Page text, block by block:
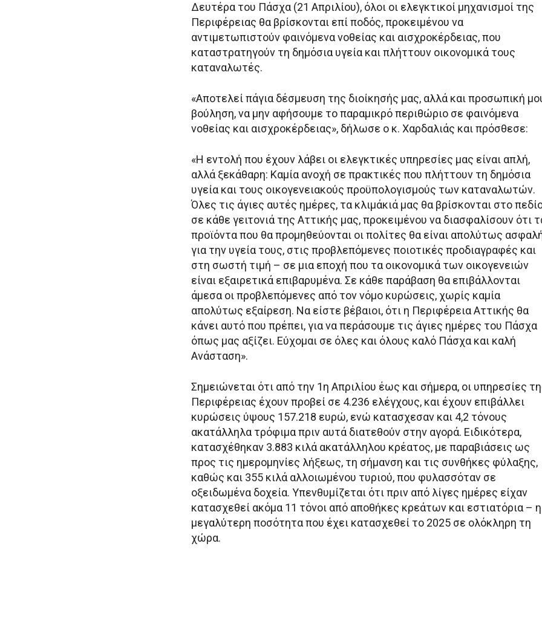
Δευτέρα του Πάσχα (21 Απριλίου), όλοι οι ελεγκτικοί μηχανισμοί της
Περιφέρειας θα βρίσκονται επί ποδός, προκειμένου να
αντιμετωπιστούν φαινόμενα νοθείας και αισχροκέρδειας, που
καταστρατηγούν τη δημόσια υγεία και πλήττουν οικονομικά τους
καταναλωτές.
«Αποτελεί πάγια δέσμευση της διοίκησής μας, αλλά και προσωπική
βούληση, να μην αφήσουμε το παραμικρό περιθώριο σε φαινόμενα
νοθείας και αισχροκέρδειας», δήλωσε ο κ. Χαρδαλιάς και πρόσθεσε:
«Η εντολή που έχουν λάβει οι ελεγκτικές υπηρεσίες μας είναι απλή,
αλλά ξεκάθαρη: Καμία ανοχή σε πρακτικές που πλήττουν τη δημόσια
υγεία και τους οικογενειακούς προϋπολογισμούς των καταναλωτών.
Όλες τις άγιες αυτές ημέρες, τα κλιμάκιά μας θα βρίσκονται στο
σε κάθε γειτονιά της Αττικής μας, προκειμένου να διασφαλίσουν ότι
προϊόντα που θα προμηθεύονται οι πολίτες θα είναι απολύτως
για την υγεία τους, στις προβλεπόμενες ποιοτικές προδιαγραφές και
στη σωστή τιμή – σε μια εποχή που τα οικονομικά των οικογενειών
είναι εξαιρετικά επιβαρυμένα. Σε κάθε παράβαση θα επιβάλλονται
άμεσα οι προβλεπόμενες από τον νόμο κυρώσεις, χωρίς καμία
απολύτως εξαίρεση. Να είστε βέβαιοι, ότι η Περιφέρεια Αττικής θα
κάνει αυτό που πρέπει, για να περάσουμε τις άγιες ημέρες του Πάσχα
όπως μας αξίζει. Εύχομαι σε όλες και όλους καλό Πάσχα και καλή
Ανάσταση».
Σημειώνεται ότι από την 1η Απριλίου έως και σήμερα, οι υπηρεσίες
Περιφέρειας έχουν προβεί σε 4.236 ελέγχους, και έχουν επιβάλλει
κυρώσεις ύψους 157.218 ευρώ, ενώ κατασχεσαν και 4,2 τόνους
ακατάλληλα τρόφιμα πριν αυτά διατεθούν στην αγορά. Ειδικότερα,
κατασχέθηκαν 3.883 κιλά ακατάλληλου κρέατος, με παραβιάσεις ως
προς τις ημερομηνίες λήξεως, τη σήμανση και τις συνθήκες φύλαξης,
καθώς και 355 κιλά αλλοιωμένου τυριού, που φυλασσόταν σε
οξειδωμένα δοχεία. Υπενθυμίζεται ότι πριν από λίγες ημέρες είχαν
κατασχεθεί ακόμα 11 τόνοι από αποθήκες κρεάτων και εστιατόρια – η
μεγαλύτερη ποσότητα που έχει κατασχεθεί το 2025 σε ολόκληρη τη
χώρα.